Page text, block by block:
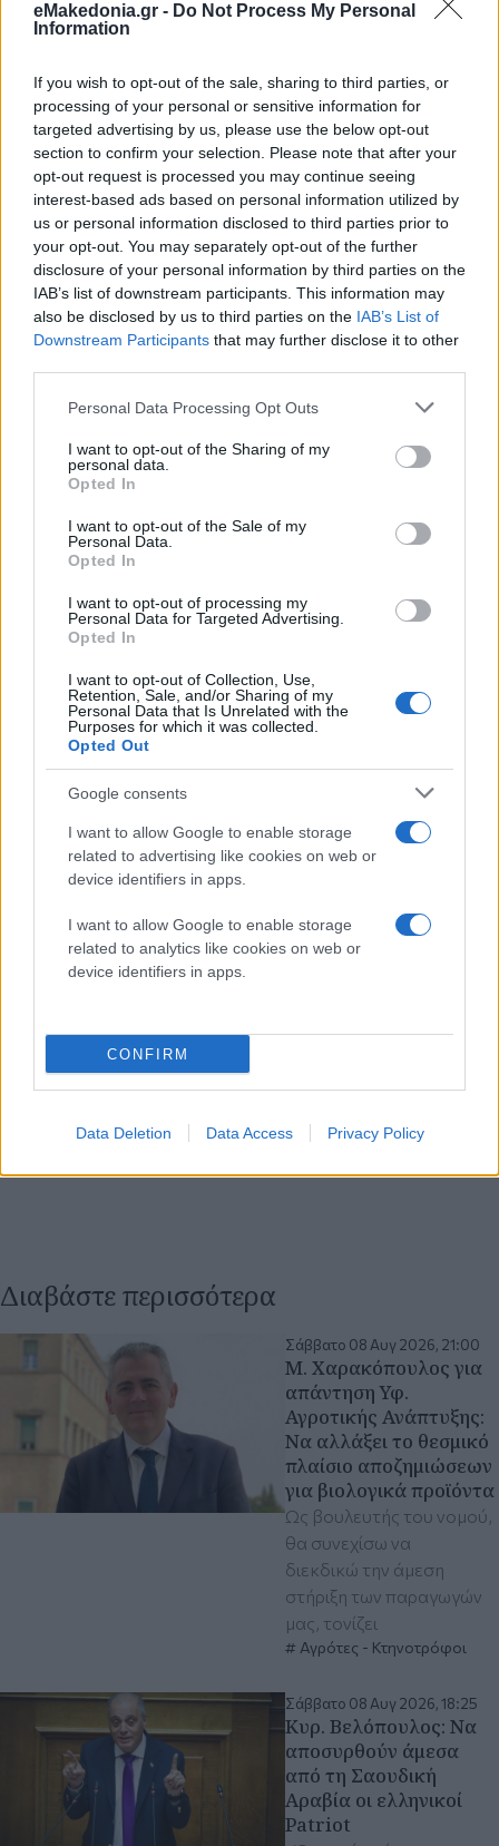
eMakedonia.gr - Do Not Process My Personal
Information
If you wish to opt-out of the sale, sharing to third parties, or
processing of your personal or sensitive information for
targeted advertising by us, please use the below opt-out
section to confirm your selection. Please note that after your
opt-out request is processed you may continue seeing
interest-based ads based on personal information utilized by
us or personal information disclosed to third parties prior to
your opt-out. You may separately opt-out of the further
disclosure of your personal information by third parties on the
IAB’s list of downstream participants. This information may
also be disclosed by us to third parties on the IAB’s List of
Downstream Participants that may further disclose it to other
Please note that this website/app uses one or more Google
not limited to your visit or usage behaviour. You may click to
grant or deny consent to Google and its third-party tags to
use your data for below specified purposes in below Google
consent section.
Personal Data Processing Opt Outs
I want to opt-out of the Sharing of my
personal data.
Opted In
I want to opt-out of the Sale of my
Personal Data.
Opted In
I want to opt-out of processing my
Personal Data for Targeted Advertising.
Opted In
I want to opt-out of Collection, Use,
Retention, Sale, and/or Sharing of my
Personal Data that Is Unrelated with the
Purposes for which it was collected.
Opted Out
Google consents
I want to allow Google to enable storage
related to advertising like cookies on web or
device identifiers in apps.
I want to allow Google to enable storage
related to analytics like cookies on web or
device identifiers in apps.
CONFIRM
Data Deletion Data Access Privacy Policy
Διαβάστε περισσότερα
Σάββατο 08 Αυγ 2026, 21:00
Μ. Χαρακόπουλος για
απάντηση Υφ.
Αγροτικής Ανάπτυξης:
Να αλλάξει το θεσμικό
πλαίσιο αποζημιώσεων
για βιολογικά προϊόντα
Ως βουλευτής του νομού,
θα συνεχίσω να
διεκδικώ την άμεση
στήριξη των παραγωγών
μας, τονίζει
Αγρότες - Κτηνοτρόφοι
Σάββατο 08 Αυγ 2026, 18:25
Κυρ. Βελόπουλος: Να
αποσυρθούν άμεσα
από τη Σαουδική
Αραβία οι ελληνικοί
Patriot